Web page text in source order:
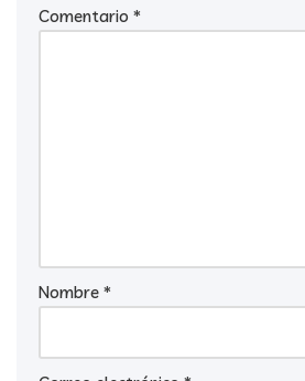
Comentario *
Nombre *